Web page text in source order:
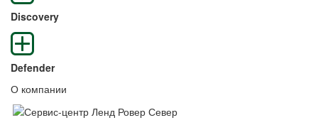
Discovery
Defender
О компании